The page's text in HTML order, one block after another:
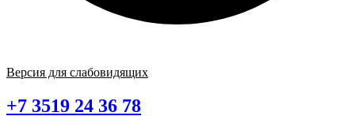
Версия для слабовидящих
+7 3519 24 36 78